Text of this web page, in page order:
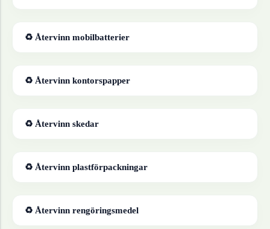
♻ Återvinn mobilbatterier
♻ Återvinn kontorspapper
♻ Återvinn skedar
♻ Återvinn plastförpackningar
♻ Återvinn rengöringsmedel